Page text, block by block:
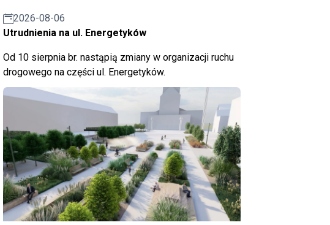
2026-08-06
Utrudnienia na ul. Energetyków
Od 10 sierpnia br. nastąpią zmiany w organizacji ruchu
drogowego na części ul. Energetyków.